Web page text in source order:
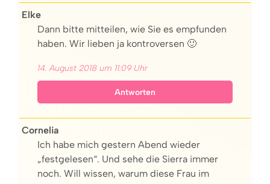
Elke
Dann bitte mitteilen, wie Sie es empfunden
haben. Wir lieben ja kontroversen 🙂
14. August 2018 um 11:09 Uhr
Antworten
Cornelia
Ich habe mich gestern Abend wieder
„festgelesen“. Und sehe die Sierra immer
noch. Will wissen, warum diese Frau im